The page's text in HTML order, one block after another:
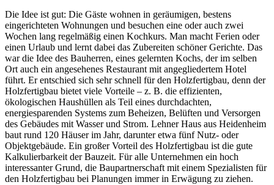
Die Idee ist gut: Die Gäste wohnen in geräumigen, bestens
eingerichteten Wohnungen und besuchen eine oder auch zwei
Wochen lang regelmäßig einen Kochkurs. Man macht Ferien oder
einen Urlaub und lernt dabei das Zubereiten schöner Gerichte. Das
war die Idee des Bauherren, eines gelernten Kochs, der im selben
Ort auch ein angesehenes Restaurant mit angegliedertem Hotel
führt. Er entschied sich sehr schnell für den Holzfertigbau, denn der
Holzfertigbau bietet viele Vorteile – z. B. die effizienten,
ökologischen Haushüllen als Teil eines durchdachten,
energiesparenden Systems zum Beheizen, Belüften und Versorgen
des Gebäudes mit Wasser und Strom. Lehner Haus aus Heidenheim
baut rund 120 Häuser im Jahr, darunter etwa fünf Nutz- oder
Objektgebäude. Ein großer Vorteil des Holzfertigbau ist die gute
Kalkulierbarkeit der Bauzeit. Für alle Unternehmen ein hoch
interessanter Grund, die Baupartnerschaft mit einem Spezialisten für
den Holzfertigbau bei Planungen immer in Erwägung zu ziehen.